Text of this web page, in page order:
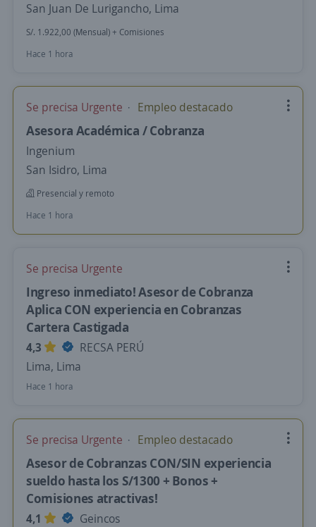
San Juan De Lurigancho, Lima
S/. 1.922,00 (Mensual) + Comisiones
Hace 1 hora
Se precisa Urgente Empleo destacado
Asesora Académica / Cobranza
Ingenium
San Isidro, Lima
Presencial y remoto
Hace 1 hora
Se precisa Urgente
Ingreso inmediato! Asesor de Cobranza
Aplica CON experiencia en Cobranzas
Cartera Castigada
4,3
RECSA PERÚ
Lima, Lima
Hace 1 hora
Se precisa Urgente Empleo destacado
Asesor de Cobranzas CON/SIN experiencia
sueldo hasta los S/1300 + Bonos +
Comisiones atractivas!
4,1
Geincos